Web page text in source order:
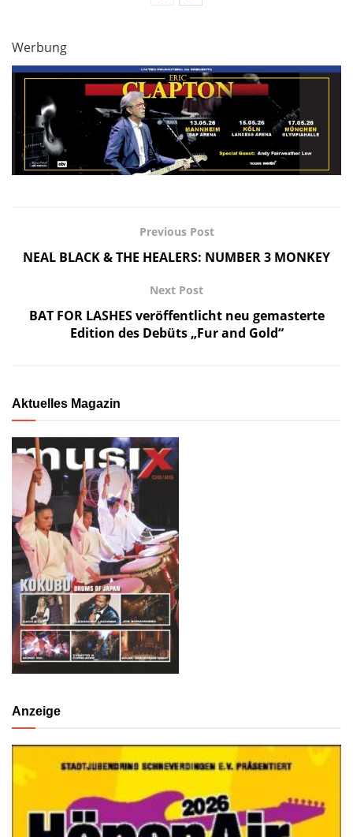
Werbung
Previous Post
NEAL BLACK & THE HEALERS: NUMBER 3 MONKEY
Next Post
BAT FOR LASHES veröffentlicht neu gemasterte
Edition des Debüts „Fur and Gold“
Aktuelles Magazin
Anzeige